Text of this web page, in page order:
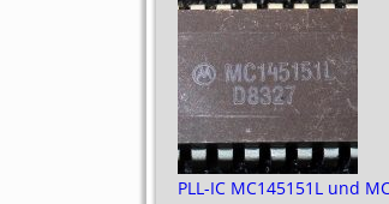
PLL-IC MC145151L und